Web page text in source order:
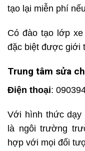
tạo lại miễn phí
Có đào tạo lớp
đặc biệt được giới
Trung tâm sửa
Điện thoại:
Với hình thức dạy
là ngôi trường
hợp với mọi đối